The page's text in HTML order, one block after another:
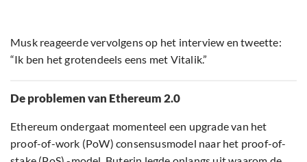
Musk reageerde vervolgens op het interview en tweette:
“Ik ben het grotendeels eens met Vitalik.”
De problemen van Ethereum 2.0
Ethereum ondergaat momenteel een upgrade van het
proof-of-work (PoW) consensusmodel naar het proof-of-